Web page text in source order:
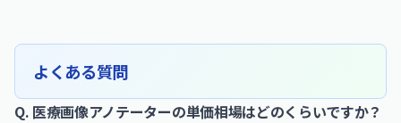
よくある質問
Q. 医療画像アノテーターの単価相場はどのくらいですか？